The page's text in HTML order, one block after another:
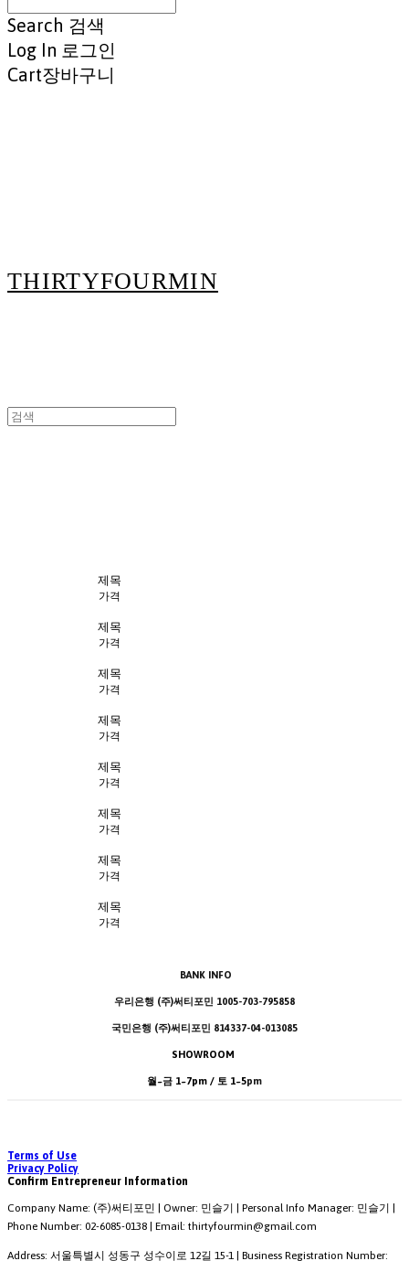
Search 검색
Log In 로그인
Cart장바구니
THIRTYFOURMIN
제목
가격
제목
가격
제목
가격
제목
가격
제목
가격
제목
가격
제목
가격
제목
가격
BANK INFO
우리은행 (주)써티포민 1005-703-795858
국민은행 (주)써티포민 814337-04-013085
SHOWROOM
월~금 1~7pm / 토 1~5pm
Terms of Use
Privacy Policy
Confirm Entrepreneur Information
Company Name: (주)써티포민 | Owner: 민슬기 | Personal Info Manager: 민슬기 |
Phone Number: 02-6085-0138 | Email: thirtyfourmin@gmail.com
Address: 서울특별시 성동구 성수이로 12길 15-1 | Business Registration Number: